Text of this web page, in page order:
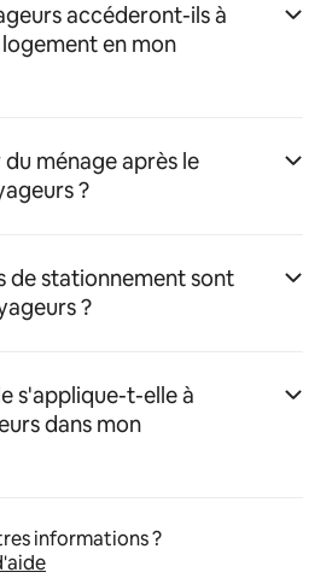
accéderont-ils à
en mon
ménage après le
?
de stationnement sont
?
s'applique-t-elle à
dans mon
informations ?